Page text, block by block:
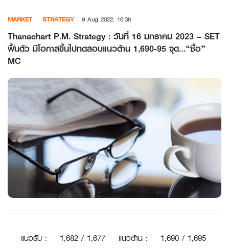
content
MARKET STRATEGY 9 Aug 2022, 16:38
Thanachart P.M. Strategy : วันที่ 16 มกราคม 2023 – SET
ฟื้นตัว มีโอกาสขึ้นไปทดสอบแนวต้าน 1,690-95 จุด…“ซื้อ”
MC
แนวรับ: 1,682 / 1,677 แนวต้าน : 1,690 / 1,695